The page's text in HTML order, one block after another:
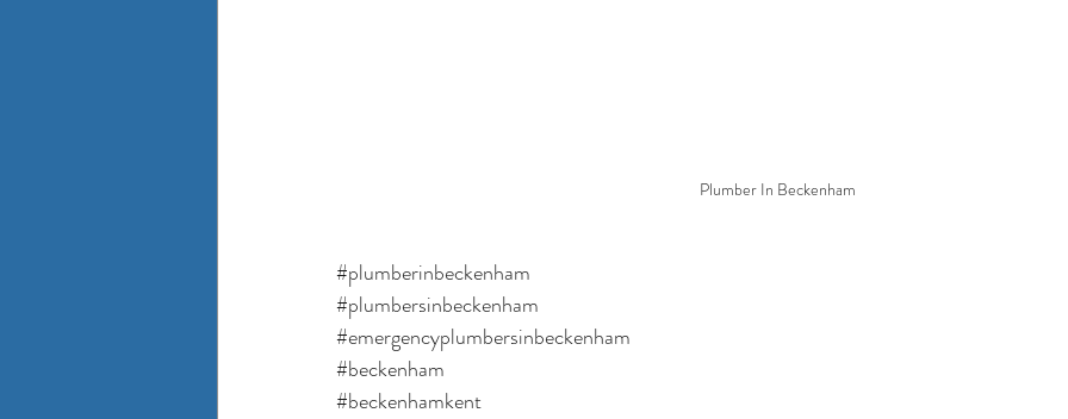
Plumber In Beckenham
#plumberinbeckenham
#plumbersinbeckenham
#emergencyplumbersinbeckenham
#beckenham
#beckenhamkent